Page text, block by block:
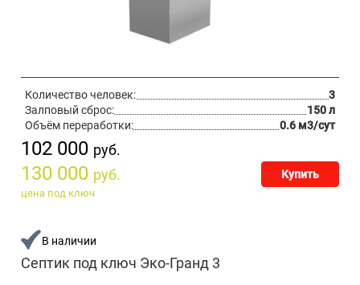
Количество человек:
3
Залповый сброс:
150 л
Объём переработки:
0.6 м3/сут
102 000 руб.
130 000 руб. Купить
цена под ключ
В наличии
Септик под ключ Эко-Гранд 3